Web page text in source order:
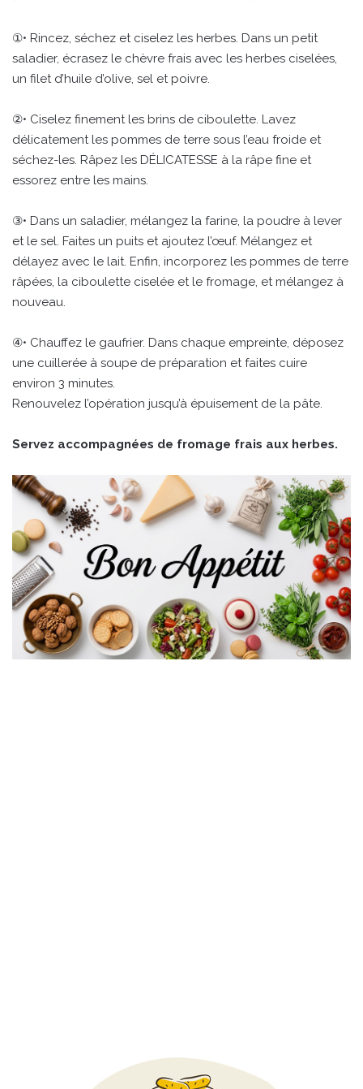
①• Rincez, séchez et ciselez les herbes. Dans un petit
saladier, écrasez le chèvre frais avec les herbes ciselées,
un filet d’huile d’olive, sel et poivre.
②• Ciselez finement les brins de ciboulette. Lavez
délicatement les pommes de terre sous l’eau froide et
séchez-les. Râpez les DÉLICATESSE à la râpe fine et
essorez entre les mains.
③• Dans un saladier, mélangez la farine, la poudre à lever
et le sel. Faites un puits et ajoutez l’œuf. Mélangez et
délayez avec le lait. Enfin, incorporez les pommes de terre
râpées, la ciboulette ciselée et le fromage, et mélangez à
nouveau.
④• Chauffez le gaufrier. Dans chaque empreinte, déposez
une cuillerée à soupe de préparation et faites cuire
environ 3 minutes.
Renouvelez l’opération jusqu’à épuisement de la pâte.
Servez accompagnées de fromage frais aux herbes.